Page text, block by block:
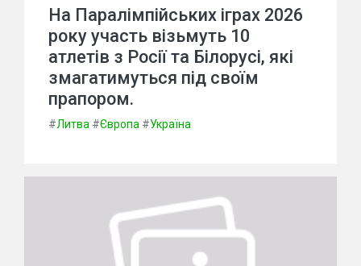
На Паралімпійських іграх 2026
року участь візьмуть 10
атлетів з Росії та Білорусі, які
змагатимуться під своїм
прапором.
#Литва #Європа #Україна